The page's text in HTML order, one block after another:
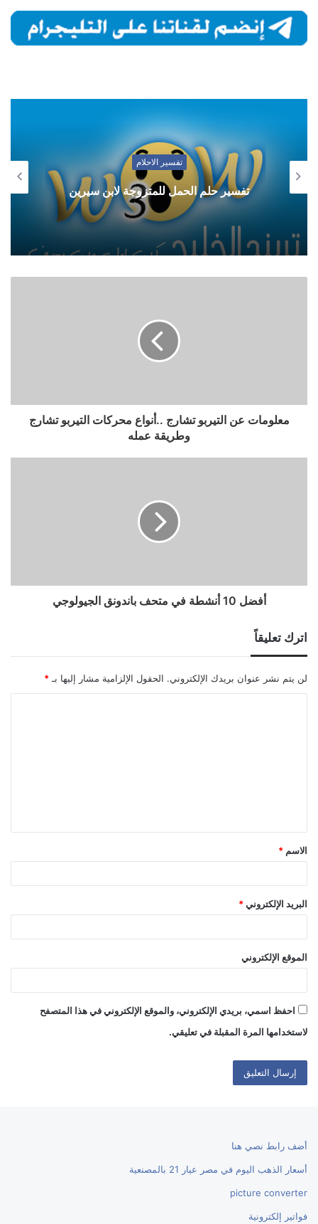
تفسير الاحلام
تفسير حلم الحمل للمتزوجة لابن سيرين
معلومات عن التيربو تشارج ..أنواع محركات التيربو تشارج
وطريقة عمله
أفضل 10 أنشطة في متحف باندونق الجيولوجي
اترك تعليقاً
لن يتم نشر عنوان بريدك الإلكتروني. الحقول الإلزامية مشار إليها بـ *
ق
*
الاسم *
البريد الإلكتروني *
الموقع الإلكتروني
احفظ اسمي، بريدي الإلكتروني، والموقع الإلكتروني في هذا المتصفح
لاستخدامها المرة المقبلة في تعليقي.
أضف رابط نصي هنا
أسعار الذهب اليوم في مصر عيار 21 بالمصنعية
picture converter
فواتير إلكترونية